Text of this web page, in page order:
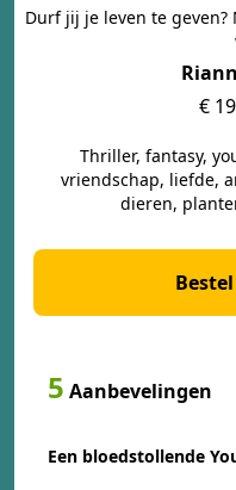
Durf jij je leven te
€
Thriller, fantasy,
vriendschap, liefde,
dieren,
5 Aanbevelingen
Een bloedstollende